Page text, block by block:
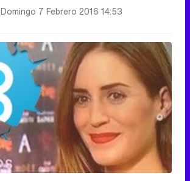
Domingo 7 Febrero 2016 14:53